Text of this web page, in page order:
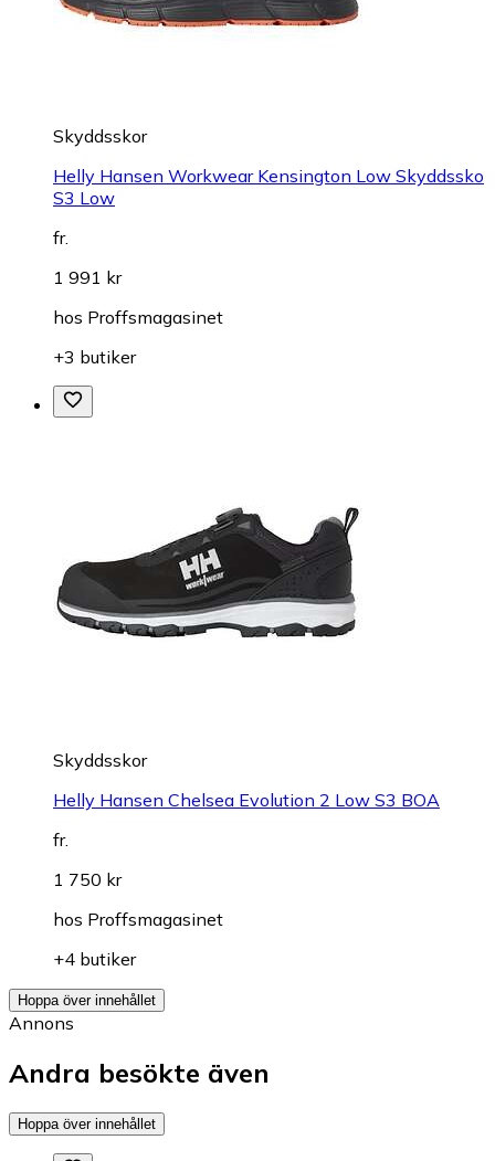
Skyddsskor
Helly Hansen Workwear Kensington Low Skyddssko
S3 Low
fr.
1 991 kr
hos Proffsmagasinet
+3 butiker
Skyddsskor
Helly Hansen Chelsea Evolution 2 Low S3 BOA
fr.
1 750 kr
hos Proffsmagasinet
+4 butiker
Hoppa över innehållet
Annons
Andra besökte även
Hoppa över innehållet